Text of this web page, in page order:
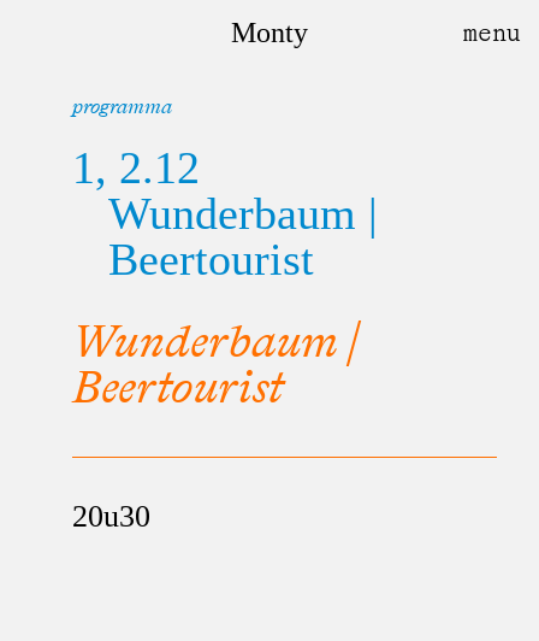
Monty
programma
1, 2.12
Wunderbaum |
Beertourist
Wunderbaum |
Beertourist
20u30